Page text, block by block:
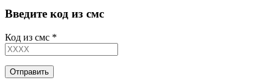
Введите код из смс
Код из смс *
Отправить